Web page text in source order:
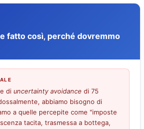
fatto così, perché dovremmo
di uncertainty avoidance di 75
abbiamo bisogno di
a quelle percepite come "imposte
tacita, trasmessa a bottega,